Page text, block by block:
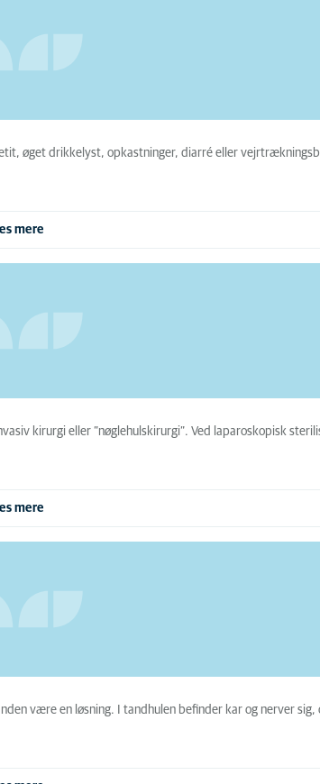
øget drikkelyst, opkastninger, diarré eller
mere
kirurgi eller ”nøglehulskirurgi”. Ved laparoskopisk
mere
være en løsning. I tandhulen befinder kar og nerver